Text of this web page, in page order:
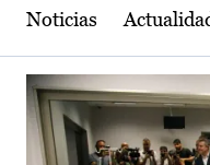
Noticias